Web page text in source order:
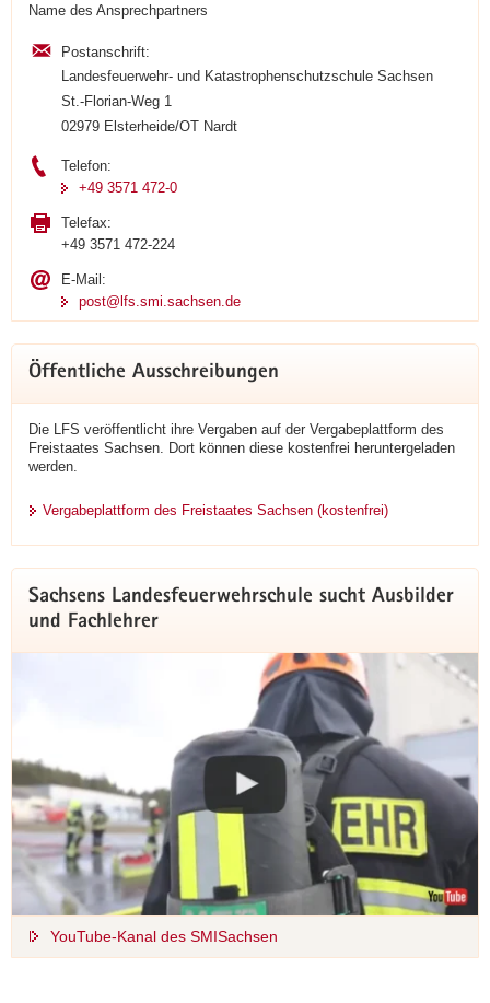
Name des Ansprechpartners
Postanschrift:
Landesfeuerwehr- und Katastrophenschutzschule Sachsen
St.-Florian-Weg 1
02979 Elsterheide/OT Nardt
Telefon:
+49 3571 472-0
Telefax:
+49 3571 472-224
E-Mail:
post@lfs.smi.sachsen.de
Öffentliche Ausschreibungen
Die LFS veröffentlicht ihre Vergaben auf der Vergabeplattform des
Freistaates Sachsen. Dort können diese kostenfrei heruntergeladen
werden.
Vergabeplattform des Freistaates Sachsen (kostenfrei)
Sachsens Landesfeuerwehrschule sucht Ausbilder
und Fachlehrer
YouTube-Kanal des SMISachsen